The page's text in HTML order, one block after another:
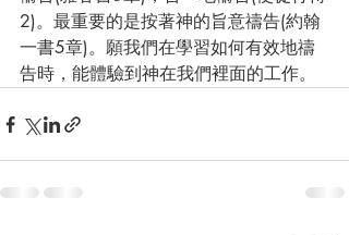
2)。最重要的是按著神的旨意禱告(約翰
一書5章)。願我們在學習如何有效地禱
告時，能體驗到神在我們裡面的工作。